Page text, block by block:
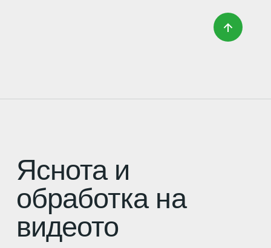
Яснота и
обработка на
видеото